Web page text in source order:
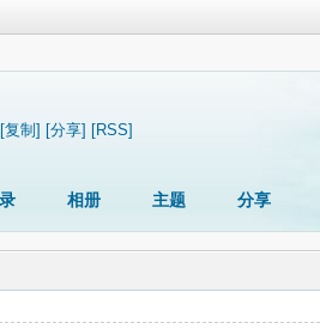
[复制] [分享] [RSS]
相册 主题 分享